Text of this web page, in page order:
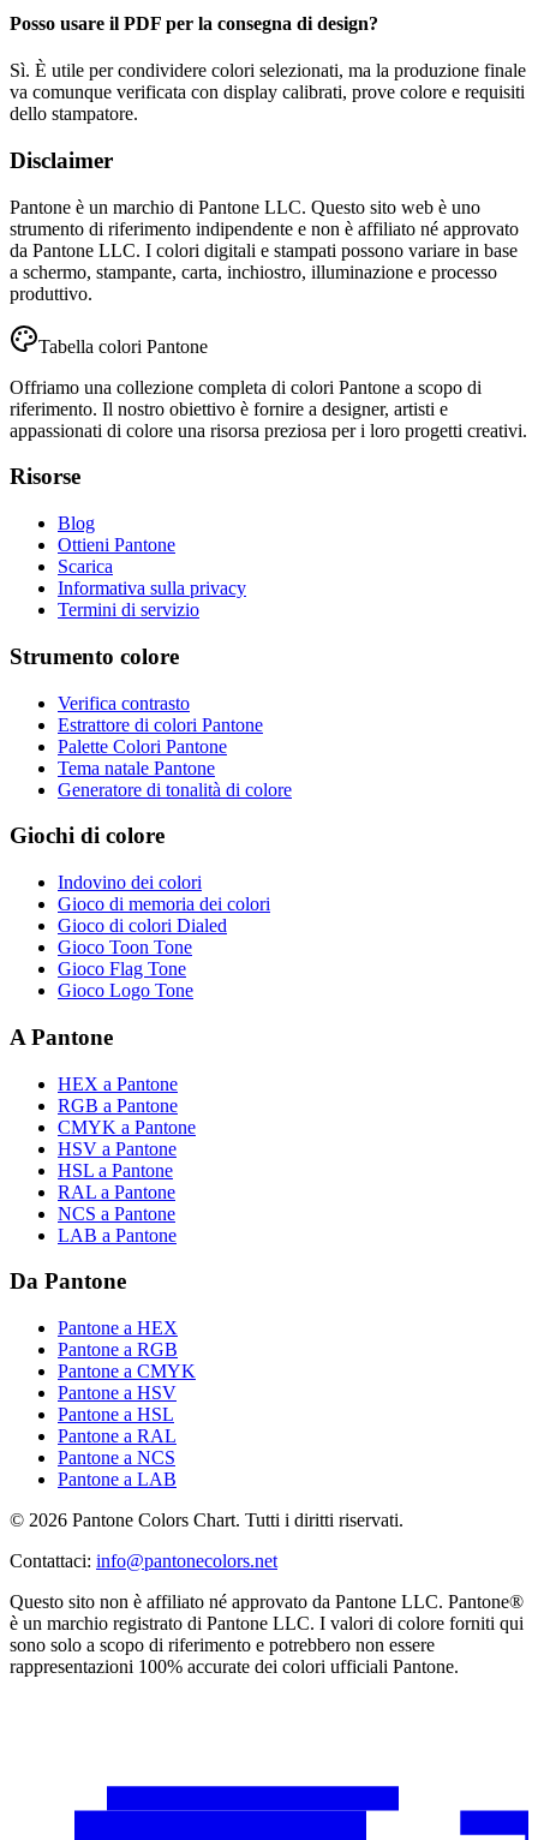
Posso usare il PDF per la consegna di design?
Sì. È utile per condividere colori selezionati, ma la produzione finale
va comunque verificata con display calibrati, prove colore e requisiti
dello stampatore.
Disclaimer
Pantone è un marchio di Pantone LLC. Questo sito web è uno
strumento di riferimento indipendente e non è affiliato né approvato
da Pantone LLC. I colori digitali e stampati possono variare in base
a schermo, stampante, carta, inchiostro, illuminazione e processo
produttivo.
Tabella colori Pantone
Offriamo una collezione completa di colori Pantone a scopo di
riferimento. Il nostro obiettivo è fornire a designer, artisti e
appassionati di colore una risorsa preziosa per i loro progetti creativi.
Risorse
Blog
Ottieni Pantone
Scarica
Informativa sulla privacy
Termini di servizio
Strumento colore
Verifica contrasto
Estrattore di colori Pantone
Palette Colori Pantone
Tema natale Pantone
Generatore di tonalità di colore
Giochi di colore
Indovino dei colori
Gioco di memoria dei colori
Gioco di colori Dialed
Gioco Toon Tone
Gioco Flag Tone
Gioco Logo Tone
A Pantone
HEX a Pantone
RGB a Pantone
CMYK a Pantone
HSV a Pantone
HSL a Pantone
RAL a Pantone
NCS a Pantone
LAB a Pantone
Da Pantone
Pantone a HEX
Pantone a RGB
Pantone a CMYK
Pantone a HSV
Pantone a HSL
Pantone a RAL
Pantone a NCS
Pantone a LAB
© 2026 Pantone Colors Chart. Tutti i diritti riservati.
Contattaci: info@pantonecolors.net
Questo sito non è affiliato né approvato da Pantone LLC. Pantone®
è un marchio registrato di Pantone LLC. I valori di colore forniti qui
sono solo a scopo di riferimento e potrebbero non essere
rappresentazioni 100% accurate dei colori ufficiali Pantone.